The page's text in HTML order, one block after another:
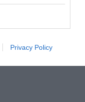
Privacy Policy